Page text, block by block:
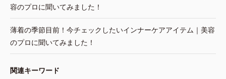
容のプロに聞いてみました！
薄着の季節目前！今チェックしたいインナーケアアイテム｜美容
のプロに聞いてみました！
関連キーワード